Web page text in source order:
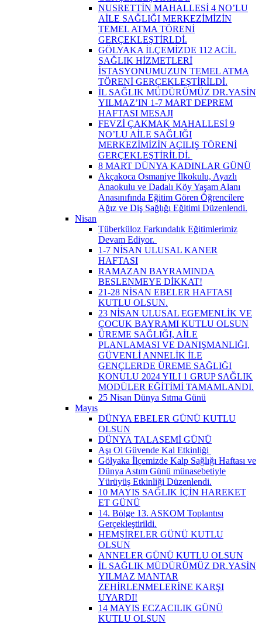
NUSRETTİN MAHALLESİ 4 NO’LU
AİLE SAĞLIĞI MERKEZİMİZİN
TEMEL ATMA TÖRENİ
GERÇEKLEŞTİRLDİ.
GÖLYAKA İLÇEMİZDE 112 ACİL
SAĞLIK HİZMETLERİ
İSTASYONUMUZUN TEMEL ATMA
TÖRENİ GERÇEKLEŞTİRİLDİ.
İL SAĞLIK MÜDÜRÜMÜZ DR.YASİN
YILMAZ’IN 1-7 MART DEPREM
HAFTASI MESAJI
FEVZİ ÇAKMAK MAHALLESİ 9
NO’LU AİLE SAĞLIĞI
MERKEZİMİZİN AÇILIŞ TÖRENİ
GERÇEKLEŞTİRİLDİ. ​
8 MART DÜNYA KADINLAR GÜNÜ
Akçakoca Osmaniye İlkokulu, Ayazlı
Anaokulu ve Dadalı Köy Yaşam Alanı
Anasınıfında Eğitim Gören Öğrencilere
Ağız ve Diş Sağlığı Eğitimi Düzenlendi.
Nisan
Tüberküloz Farkındalık Eğitimlerimiz
Devam Ediyor. ​
1-7 NİSAN ULUSAL KANER
HAFTASI
RAMAZAN BAYRAMINDA
BESLENMEYE DİKKAT!
21-28 NİSAN EBELER HAFTASI
KUTLU OLSUN.
23 NİSAN ULUSAL EGEMENLİK VE
ÇOCUK BAYRAMI KUTLU OLSUN
ÜREME SAĞLIĞI, AİLE
PLANLAMASI VE DANIŞMANLIĞI,
GÜVENLİ ANNELİK İLE
GENÇLERDE ÜREME SAĞLIĞI
KONULU 2024 YILI 1 GRUP SAĞLIK
MODÜLER EĞİTİMİ TAMAMLANDI.
25 Nisan Dünya Sıtma Günü
Mayıs
DÜNYA EBELER GÜNÜ KUTLU
OLSUN
DÜNYA TALASEMİ GÜNÜ
Aşı Ol Güvende Kal Etkinliği ​
Gölyaka İlçemizde Kalp Sağlığı Haftası ve
Dünya Astım Günü münasebetiyle
Yürüyüş Etkinliği Düzenlendi.
10 MAYIS SAĞLIK İÇİN HAREKET
ET GÜNÜ
14. Bölge 13. ASKOM Toplantısı
Gerçekleştirildi.
HEMŞİRELER GÜNÜ KUTLU
OLSUN
ANNELER GÜNÜ KUTLU OLSUN
İL SAĞLIK MÜDÜRÜMÜZ DR.YASİN
YILMAZ MANTAR
ZEHİRLENMELERİNE KARŞI
UYARDI!
14 MAYIS ECZACILIK GÜNÜ
KUTLU OLSUN